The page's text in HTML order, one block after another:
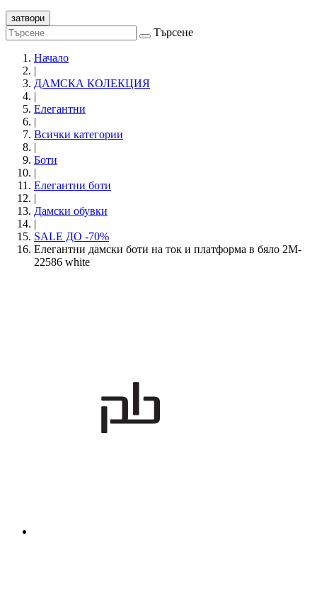
затвори
Търсене
Начало
|
ДАМСКА КОЛЕКЦИЯ
|
Елегантни
|
Всички категории
|
Боти
|
Eлегантни боти
|
Дамски обувки
|
SALE ДО -70%
Елегантни дамски боти на ток и платформа в бяло 2M-
22586 white